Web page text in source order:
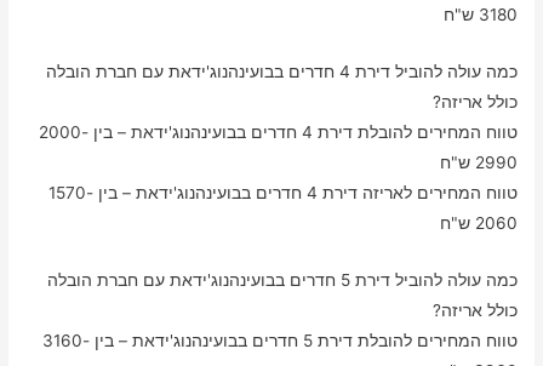
3180 ש"ח
כמה עולה להוביל דירת 4 חדרים בבועינהנוג'ידאת עם חברת הובלה
כולל אריזה?
טווח המחירים להובלת דירת 4 חדרים בבועינהנוג'ידאת – בין 2000-
2990 ש"ח
טווח המחירים לאריזה דירת 4 חדרים בבועינהנוג'ידאת – בין 1570-
2060 ש"ח
כמה עולה להוביל דירת 5 חדרים בבועינהנוג'ידאת עם חברת הובלה
כולל אריזה?
טווח המחירים להובלת דירת 5 חדרים בבועינהנוג'ידאת – בין 3160-